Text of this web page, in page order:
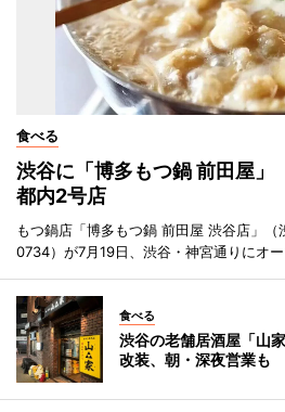
食べる
渋谷に「博多もつ鍋 前田屋
都内2号店
もつ鍋店「博多もつ鍋 前田屋 渋谷店」
0734）が7月19日、渋谷・神宮通りにオー
食べる
渋谷の老舗居酒屋「山
改装、朝・深夜営業も